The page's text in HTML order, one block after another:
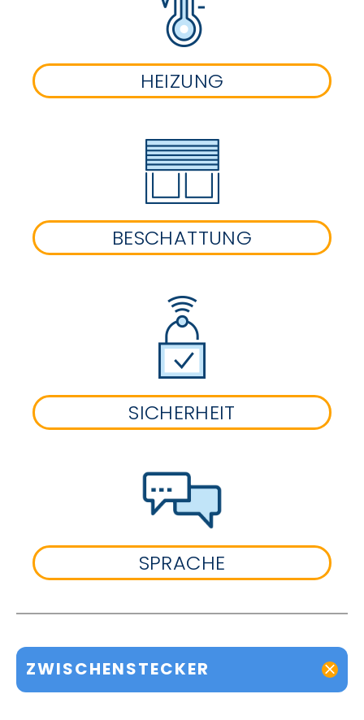
HEIZUNG
BESCHATTUNG
SICHERHEIT
SPRACHE
ZWISCHENSTECKER